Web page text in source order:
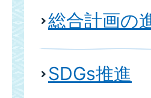
総合計画の
SDGs推進